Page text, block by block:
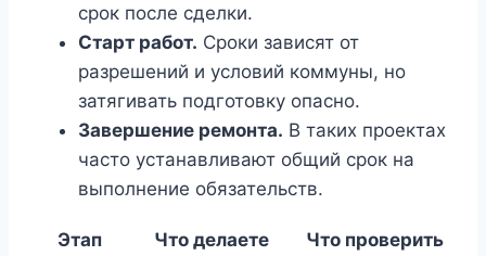
срок после сделки.
Старт работ. Сроки зависят от
разрешений и условий коммуны, но
затягивать подготовку опасно.
Завершение ремонта. В таких проектах
часто устанавливают общий срок на
выполнение обязательств.
Этап Что делаете Что проверить